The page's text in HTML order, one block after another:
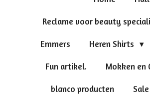
Reclame voor beauty
Emmers Heren Shirts
Fun artikel. Mokken en
blanco producten Sale